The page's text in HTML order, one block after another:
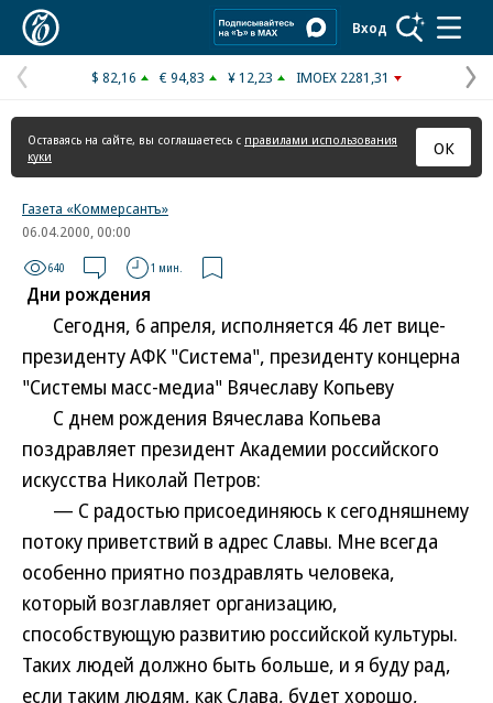
Вход
Предыдущая
страница
$ 82,16 € 94,83 ¥ 12,23 IMOEX 2281,31
Оставаясь на сайте, вы соглашаетесь с правилами использования
куки
ОК
Газета «Коммерсантъ»
06.04.2000, 00:00
640 1 мин.
Дни рождения
Сегодня, 6 апреля, исполняется 46 лет вице-
президенту АФК "Система", президенту концерна
"Системы масс-медиа" Вячеславу Копьеву
С днем рождения Вячеслава Копьева
поздравляет президент Академии российского
искусства Николай Петров:
— С радостью присоединяюсь к сегодняшнему
потоку приветствий в адрес Славы. Мне всегда
особенно приятно поздравлять человека,
который возглавляет организацию,
способствующую развитию российской культуры.
Таких людей должно быть больше, и я буду рад,
если таким людям, как Слава, будет хорошо,